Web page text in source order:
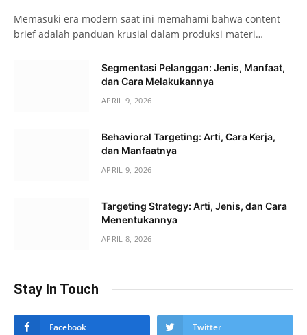
Memasuki era modern saat ini memahami bahwa content
brief adalah panduan krusial dalam produksi materi…
Segmentasi Pelanggan: Jenis, Manfaat,
dan Cara Melakukannya
APRIL 9, 2026
Behavioral Targeting: Arti, Cara Kerja,
dan Manfaatnya
APRIL 9, 2026
Targeting Strategy: Arti, Jenis, dan Cara
Menentukannya
APRIL 8, 2026
Stay In Touch
Facebook Twitter